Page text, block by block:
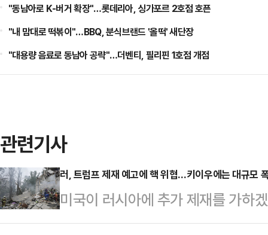
"동남아로 K-버거 확장"…롯데리아, 싱가포르 2호점 호픈
"내 맘대로 떡볶이"…BBQ, 분식브랜드 '올떡' 새단장
"대용량 음료로 동남아 공략"…더벤티, 필리핀 1호점 개점
관련기사
러, 트럼프 제재 예고에 핵 위협…키이우에는 대규모
미국이 러시아에 추가 제재를 가하
프 러시아 국가안보회의 부의장이